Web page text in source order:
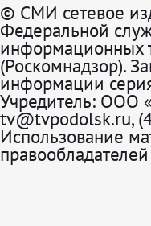
© СМИ сетевое
Федеральной
информационных
(Роскомнадзор).
информации
Учредитель: ООО
tv@tvpodolsk.ru,
Использование